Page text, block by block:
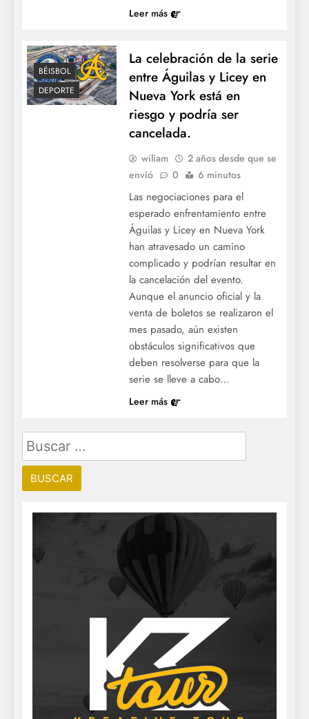
Leer más
BÉISBOL
DEPORTE
La celebración de la serie
entre Águilas y Licey en
Nueva York está en
riesgo y podría ser
cancelada.
wiliam
2 años desde que se
envió
0 6 minutos
Las negociaciones para el
esperado enfrentamiento entre
Águilas y Licey en Nueva York
han atravesado un camino
complicado y podrían resultar en
la cancelación del evento.
Aunque el anuncio oficial y la
venta de boletos se realizaron el
mes pasado, aún existen
obstáculos significativos que
deben resolverse para que la
serie se lleve a cabo…
Leer más
Buscar: